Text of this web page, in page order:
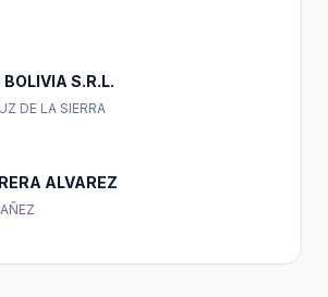
S.R.L.
DE LA SIERRA
ALVAREZ